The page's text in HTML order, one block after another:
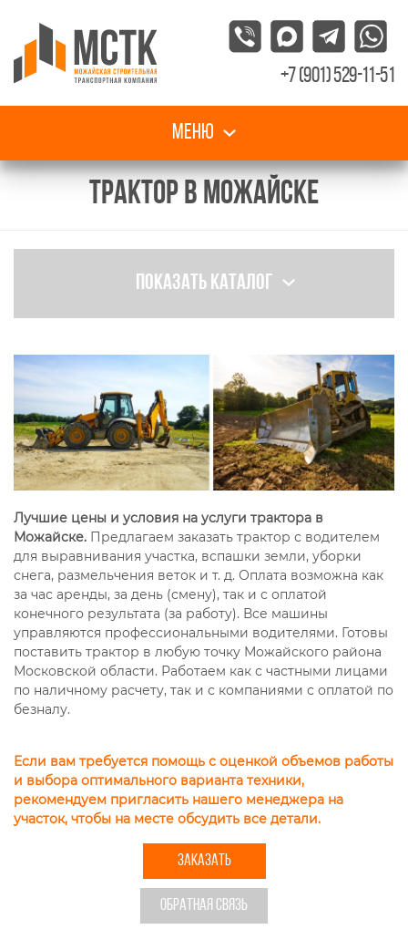
+7 (901) 529-11-51
Меню
ТРАКТОР В МОЖАЙСКЕ
Показать каталог
Лучшие цены и условия на услуги трактора в
Можайске. Предлагаем заказать трактор с водителем
для выравнивания участка, вспашки земли, уборки
снега, размельчения веток и т. д. Оплата возможна как
за час аренды, за день (смену), так и с оплатой
конечного результата (за работу). Все машины
управляются профессиональными водителями. Готовы
поставить трактор в любую точку Можайского района
Московской области. Работаем как с частными лицами
по наличному расчету, так и с компаниями с оплатой по
безналу.
Если вам требуется помощь с оценкой объемов работы
и выбора оптимального варианта техники,
рекомендуем пригласить нашего менеджера на
участок, чтобы на месте обсудить все детали.
ЗАКАЗАТЬ
ОБРАТНАЯ СВЯЗЬ